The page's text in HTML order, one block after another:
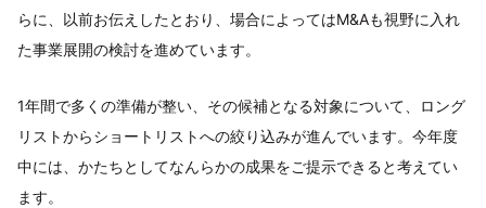
らに、以前お伝えしたとおり、場合によってはM&Aも視野に入れ
た事業展開の検討を進めています。
1年間で多くの準備が整い、その候補となる対象について、ロング
リストからショートリストへの絞り込みが進んでいます。今年度
中には、かたちとしてなんらかの成果をご提示できると考えてい
ます。